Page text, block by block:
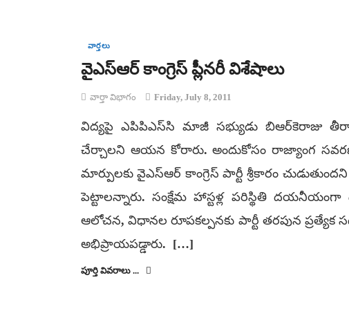
వార్తలు
వైఎస్ఆర్ కాంగ్రెస్­ ప్లీనరీ విశేషాలు
వార్తా విభాగం Friday, July 8, 2011
విద్యపై ఎపిపిఎస్­సి మాజీ సభ్యుడు బిఆర్­కెరాజు
చేర్చాలని ఆయన కోరారు. అందుకోసం రాజ్యాంగ
మార్పులకు వైఎస్ఆర్ కాంగ్రెస్ పార్టీ శ్రీకారం
పెట్టాలన్నారు. సంక్షేమ హాస్టళ్ల పరిస్థితి
ఆలోచన, విధానల రూపకల్పనకు పార్టీ తరపున
అభిప్రాయపడ్డారు. […]
పూర్తి వివరాలు ...